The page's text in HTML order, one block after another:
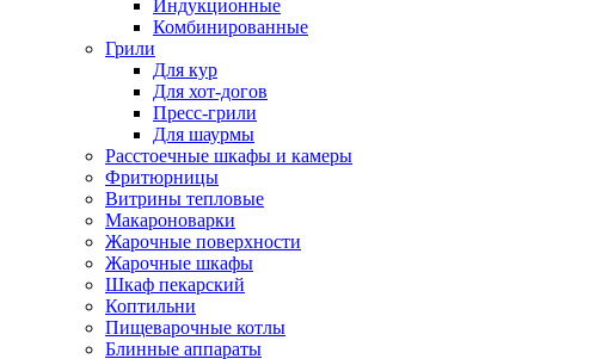
Индукционные
Комбинированные
Грили
Для кур
Для хот-догов
Пресс-грили
Для шаурмы
Расстоечные шкафы и камеры
Фритюрницы
Витрины тепловые
Макароноварки
Жарочные поверхности
Жарочные шкафы
Шкаф пекарский
Коптильни
Пищеварочные котлы
Блинные аппараты